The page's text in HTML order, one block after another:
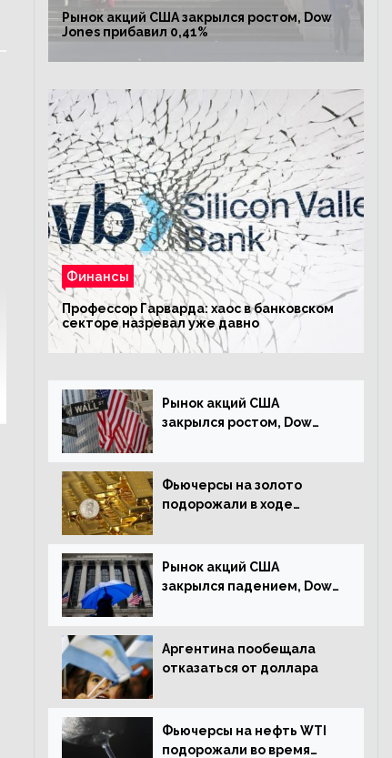
Рынок акций США закрылся ростом, Dow
Jones прибавил 0,41%
Финансы
Профессор Гарварда: хаос в банковском
секторе назревал уже давно
Рынок акций США
закрылся ростом, Dow
Фьючерсы на золото
подорожали в ходе
Рынок акций США
закрылся падением, Dow
Аргентина пообещала
отказаться от доллара
Фьючерсы на нефть WTI
подорожали во время